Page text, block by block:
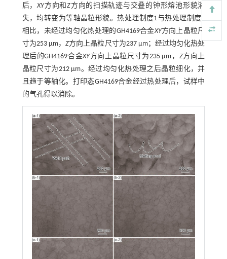
后，XY方向和Z方向的扫描轨迹与交叠的钟形熔池形貌消
失，均转变为等轴晶粒形貌。热处理制度1与热处理制度2
相比，未经过均匀化热处理的GH4169合金XY方向上晶粒尺
寸为253 μm，Z方向上晶粒尺寸为237 μm；经过均匀化热处
理后的GH4169合金XY方向上晶粒尺寸为235 μm， Z方向上
晶粒尺寸为212 μm。经过均匀化热处理之后晶粒细化，并
且趋于等轴化。打印态GH4169合金经过热处理后，试样中
的气孔得以消除。